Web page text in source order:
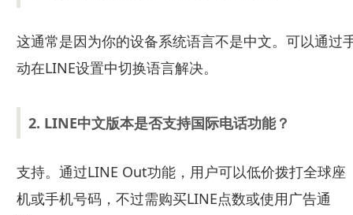
这通常是因为你的设备系统语言不是中文。可以通过
动在LINE设置中切换语言解决。
2. LINE中文版本是否支持国际电话功能？
支持。通过LINE Out功能，用户可以低价拨打全球座
机或手机号码，不过需购买LINE点数或使用广告通